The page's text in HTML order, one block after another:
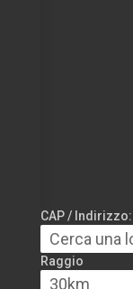
CAP / Indirizzo:
Raggio